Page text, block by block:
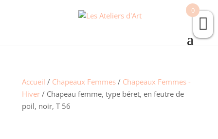
Accueil / Chapeaux Femmes/ Chapeaux Femmes -
Hiver/ Chapeau femme, type béret, en feutre de
poil, noir, T 56
0